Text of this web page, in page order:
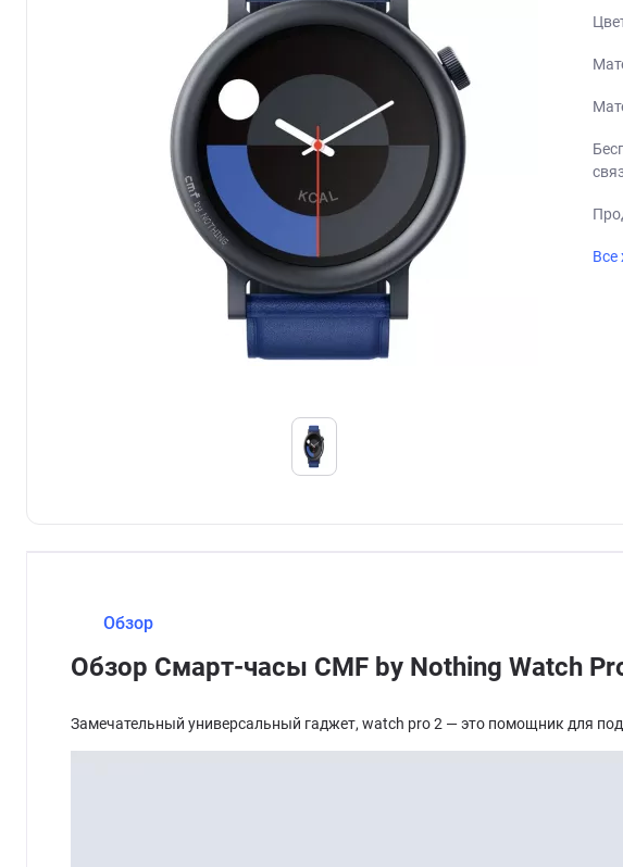
Все
Обзор
Обзор Смарт-часы CMF by Nothing Watch
Замечательный универсальный гаджет, watch pro 2 — это помощник для